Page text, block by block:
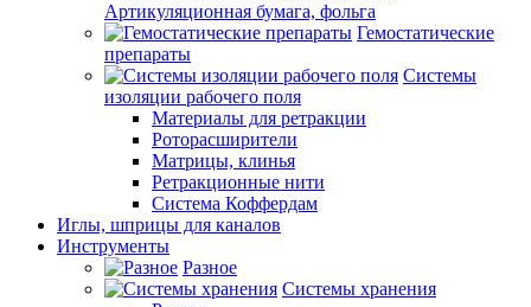
Артикуляционная бумага, фольга
Гемостатические
препараты
Системы
изоляции рабочего поля
Материалы для ретракции
Роторасширители
Матрицы, клинья
Ретракционные нити
Система Коффердам
Иглы, шприцы для каналов
Инструменты
Разное
Системы хранения